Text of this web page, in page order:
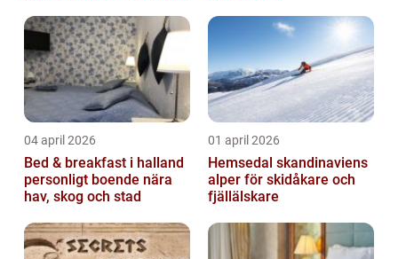
04 april 2026
Bed & breakfast i halland
personligt boende nära
hav, skog och stad
01 april 2026
Hemsedal skandinaviens
alper för skidåkare och
fjällälskare